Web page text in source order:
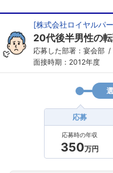
[株式会社ロイヤルパ
20代後半男性の
応募した部署：宴会部
面接時期：2012年度
応募
応募時の年収
350万円